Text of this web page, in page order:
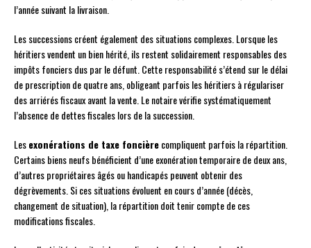
l’année suivant la livraison.
Les successions créent également des situations complexes. Lorsque les
héritiers vendent un bien hérité, ils restent solidairement responsables des
impôts fonciers dus par le défunt. Cette responsabilité s’étend sur le délai
de prescription de quatre ans, obligeant parfois les héritiers à régulariser
des arriérés fiscaux avant la vente. Le notaire vérifie systématiquement
l’absence de dettes fiscales lors de la succession.
Lesexonérations de taxe foncièrecompliquent parfois la répartition.
Certains biens neufs bénéficient d’une exonération temporaire de deux ans,
d’autres propriétaires âgés ou handicapés peuvent obtenir des
dégrèvements. Si ces situations évoluent en cours d’année (décès,
changement de situation), la répartition doit tenir compte de ces
modifications fiscales.